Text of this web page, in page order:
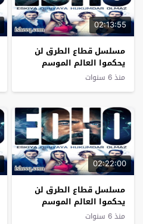
02:13:55
مسلسل قطاع الطرق لن
يحكموا العالم الموسم
السادس الحلقة 6
منذ 6 سنوات
02:22:00
مسلسل قطاع الطرق لن
يحكموا العالم الموسم
السادس الحلقة 4
منذ 6 سنوات